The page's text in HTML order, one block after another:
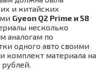
и китайских
Gyeon Q2 Prime и 58
несколько
аналогам по
одного авто своими
комплект материала на